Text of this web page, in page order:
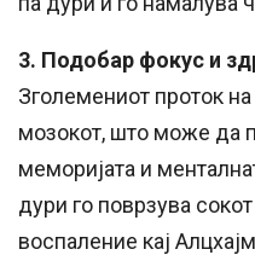
3. Подобар фокус и
Зголемениот проток на
мозокот, што може да
меморијата и
дури го поврзува
воспаление кај